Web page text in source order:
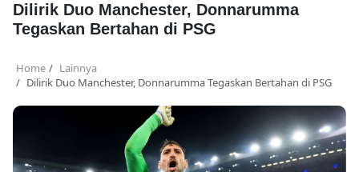
Dilirik Duo Manchester, Donnarumma
Tegaskan Bertahan di PSG
Home
Lainnya
Dilirik Duo Manchester, Donnarumma Tegaskan Bertahan di PSG